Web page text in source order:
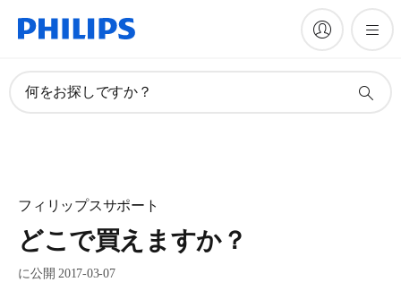
何をお探しですか？
フィリップスサポート
どこで買えますか？
に公開 2017-03-07